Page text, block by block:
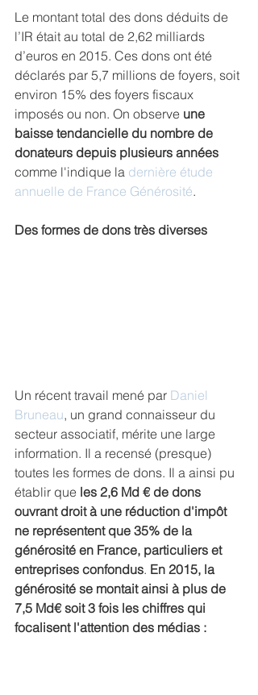
Le montant total des dons déduits de
l’IR était au total de 2,62 milliards
d’euros en 2015. Ces dons ont été
déclarés par 5,7 millions de foyers, soit
environ 15% des foyers fiscaux
imposés ou non. On observe une
baisse tendancielle du nombre de
donateurs depuis plusieurs années
comme l'indique la dernière étude
annuelle de France Générosité.
Des formes de dons très diverses
Un récent travail mené par Daniel
Bruneau, un grand connaisseur du
secteur associatif, mérite une large
information. Il a recensé (presque)
toutes les formes de dons. Il a ainsi pu
établir que les 2,6 Md € de dons
ouvrant droit à une réduction d'impôt
ne représentent que 35% de la
générosité en France, particuliers et
entreprises confondus. En 2015, la
générosité se montait ainsi à plus de
7,5 Md€ soit 3 fois les chiffres qui
focalisent l'attention des médias :